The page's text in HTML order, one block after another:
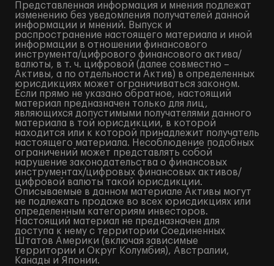
Представленная информация и мнения подлежат
изменению без уведомления получателей данной
информации и мнений. Выпуск и
распространение настоящего материала и иной
информации в отношении финансового
инструмента/цифрового финансового актива/
валюты, в т. ч. цифровой (далее совместно –
Активы, а по отдельности Актив) в определенных
юрисдикциях может ограничиваться законом.
Если прямо не указано обратное, настоящий
материал предназначен только для лиц,
являющихся допустимыми получателями данного
материала в той юрисдикции, в которой
находится или к которой принадлежит получатель
настоящего материала. Несоблюдение подобных
ограничений может представлять собой
нарушение законодательства о финансовых
инструментах/цифровых финансовых активов/
цифровой валюты такой юрисдикции.
Описываемые в данном материале Активы могут
не подлежать продаже во всех юрисдикциях или
определенным категориям инвесторов.
Настоящий материал не предназначен для
доступа к нему с территории Соединенных
Штатов Америки (включая зависимые
территории и Округ Колумбия), Австралии,
Канады и Японии.